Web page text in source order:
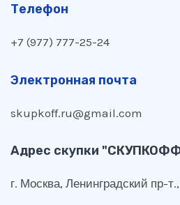
Телефон
+7 (977) 777-25-24
Электронная почта
skupkoff.ru@gmail.com
Адрес скупки
г. Москва, Ленинградский пр-т.,